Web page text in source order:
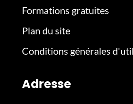
Formations gratuites
Plan du site
Conditions générales
Adresse